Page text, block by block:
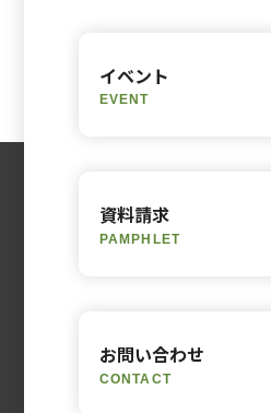
イベント
EVENT
資料請求
PAMPHLET
お問い合わせ
CONTACT